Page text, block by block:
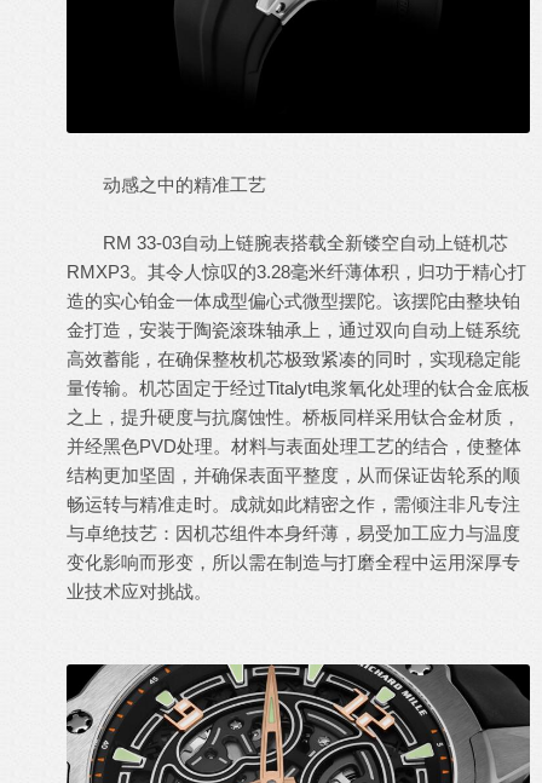
动感之中的精准工艺
RM 33-03自动上链腕表搭载全新镂空自动上链机芯
RMXP3。其令人惊叹的3.28毫米纤薄体积，归功于精心打
造的实心铂金一体成型偏心式微型摆陀。该摆陀由整块铂
金打造，安装于陶瓷滚珠轴承上，通过双向自动上链系统
高效蓄能，在确保整枚机芯极致紧凑的同时，实现稳定能
量传输。机芯固定于经过Titalyt电浆氧化处理的钛合金底板
之上，提升硬度与抗腐蚀性。桥板同样采用钛合金材质，
并经黑色PVD处理。材料与表面处理工艺的结合，使整体
结构更加坚固，并确保表面平整度，从而保证齿轮系的顺
畅运转与精准走时。成就如此精密之作，需倾注非凡专注
与卓绝技艺：因机芯组件本身纤薄，易受加工应力与温度
变化影响而形变，所以需在制造与打磨全程中运用深厚专
业技术应对挑战。